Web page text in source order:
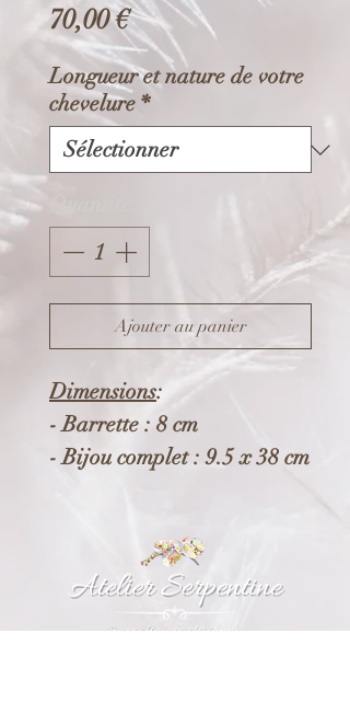
70,00 €Prix
Longueur et nature de votre
chevelure *
Ajouter au panier
Dimensions:
- Barrette : 8 cm
- Bijou complet : 9.5 x 38 cm
-Pince en acier inoxydable.
- Eléments en acier et
alliage écologique et